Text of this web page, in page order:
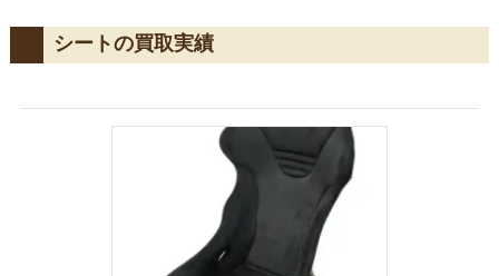
シートの買取実績